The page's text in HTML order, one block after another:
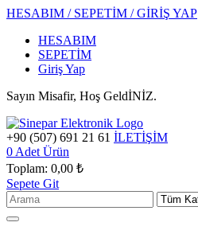
HESABIM / SEPETİM / GİRİŞ YAP
HESABIM
SEPETİM
Giriş Yap
Sayın Misafir, Hoş GeldİNİZ.
+90 (507) 691 21 61 İLETİŞİM
0 Adet Ürün
Toplam: 0,00 ₺
Sepete Git